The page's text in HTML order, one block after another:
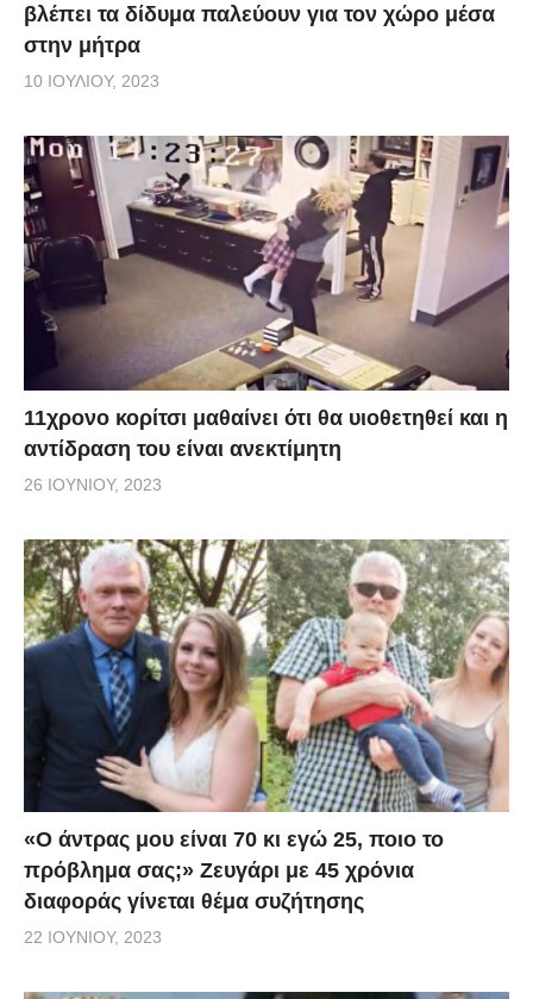
βλέπει τα δίδυμα παλεύουν για τον χώρο μέσα
στην μήτρα
10 ΙΟΥΛΊΟΥ, 2023
11χρονο κορίτσι μαθαίνει ότι θα υιοθετηθεί και η
αντίδραση του είναι ανεκτίμητη
26 ΙΟΥΝΊΟΥ, 2023
«Ο άντρας μου είναι 70 κι εγώ 25, ποιο το
πρόβλημα σας;» Ζευγάρι με 45 χρόνια
διαφοράς γίνεται θέμα συζήτησης
22 ΙΟΥΝΊΟΥ, 2023